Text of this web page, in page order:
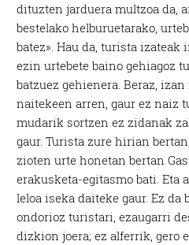
dituzten jarduera multzoa da,
bestelako helburuetarako,
batez». Hau da, turista izateak
ezin urtebete baino gehiagoz
batzuez gehienera. Beraz,
naitekeen arren, gaur ez naiz
mudarik sortzen ez zidanak
gaur. Turista zure hirian
zioten urte honetan bertan
erakusketa-egitasmo bati. Eta
leloa iseka daiteke gaur. Ez
ondorioz turistari, ezaugarri
dizkion joera; ez alferrik, gero